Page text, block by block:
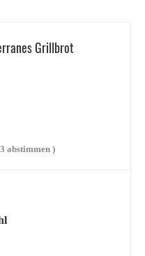
Grillbrot
abstimmen )